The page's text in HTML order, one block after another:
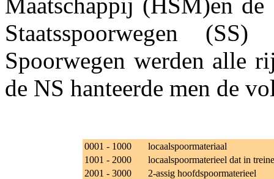
Staatsspoorwegen
Spoorwegen werden alle
de NS hanteerde men de
0001 - 1000
locaalspoormateriaal
1001 - 2000
locaalspoormaterieel dat in
2001 - 3000
2-assig hoofdspoormaterieel